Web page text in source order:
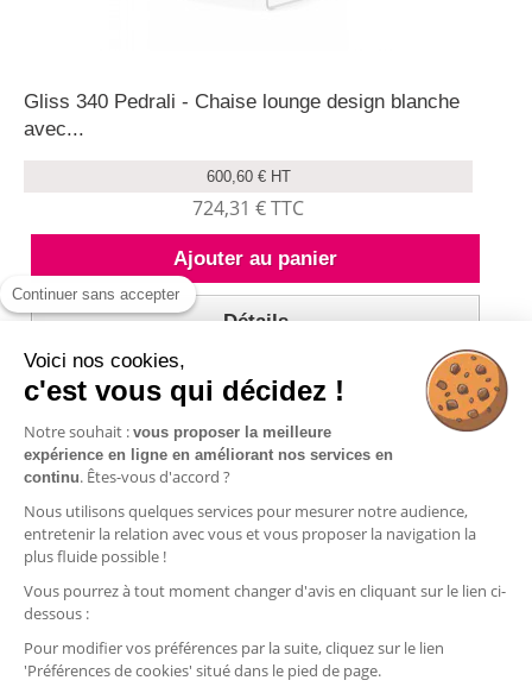
Gliss 340 Pedrali - Chaise lounge design blanche
avec...
600,60 € HT
724,31 € TTC
Ajouter au panier
Détails
Informations
Commandes
Nos produits
Continuer sans accepter
Voici nos cookies,
c'est vous qui décidez !
Notre souhait : vous proposer la meilleure
expérience en ligne en améliorant nos services en
continu. Êtes-vous d'accord ?
Nous utilisons quelques services pour mesurer notre audience,
entretenir la relation avec vous et vous proposer la navigation la
plus fluide possible !
Vous pourrez à tout moment changer d'avis en cliquant sur le lien ci-
dessous :
Pour modifier vos préférences par la suite, cliquez sur le lien
'Préférences de cookies' situé dans le pied de page.